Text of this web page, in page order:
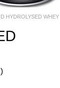
HYDROLYSED WHEY
)